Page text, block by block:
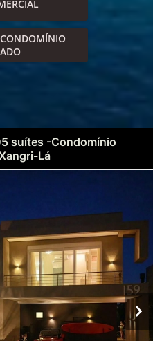
suítes -Condomínio
Lá